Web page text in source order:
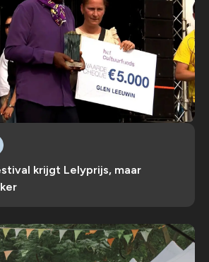
krijgt Lelyprijs, maar